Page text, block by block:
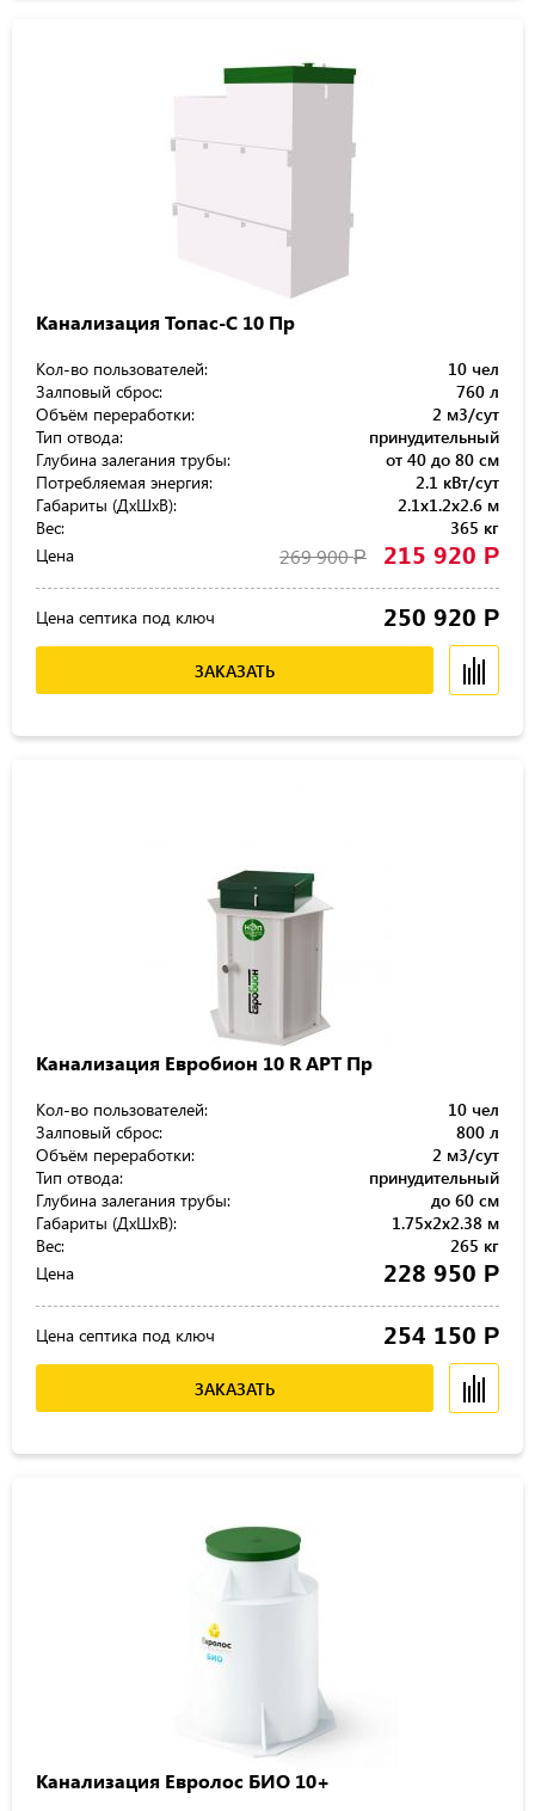
Канализация Топас-С 10 Пр
Кол-во пользователей:
10 чел
Залповый сброс:
760 л
Объём переработки:
2 м3/сут
Тип отвода:
принудительный
Глубина залегания трубы:
от 40 до 80 см
Потребляемая энергия:
2.1 кВт/сут
Габариты (ДхШхВ):
2.1x1.2x2.6 м
Вес:
365 кг
Цена
269 900Р 215 920 Р
Цена септика под ключ 250 920 Р
ЗАКАЗАТЬ
Канализация Евробион 10 R АРТ Пр
Кол-во пользователей:
10 чел
Залповый сброс:
800 л
Объём переработки:
2 м3/сут
Тип отвода:
принудительный
Глубина залегания трубы:
до 60 см
Габариты (ДхШхВ):
1.75x2x2.38 м
Вес:
265 кг
Цена
228 950 Р
Цена септика под ключ 254 150 Р
ЗАКАЗАТЬ
Канализация Евролос БИО 10+